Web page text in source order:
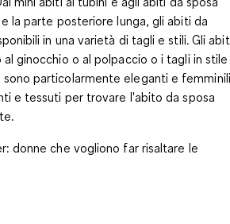
la parte posteriore lunga, gli abiti da
in una varietà di tagli e stili. Gli
al ginocchio o al polpaccio o i tagli in stile
particolarmente eleganti e
e tessuti per trovare l'abito da sposa
: donne che vogliono far risaltare le